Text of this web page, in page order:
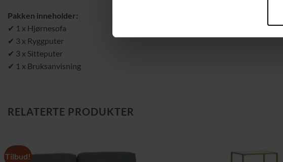
Pakken inneholder:
✔ 1 x Hjørnesofa
✔ 3 x Ryggputer
✔ 3 x Sitteputer
✔ 1 x Bruksanvisning
RELATERTE PRODUKTER
Tilbud!